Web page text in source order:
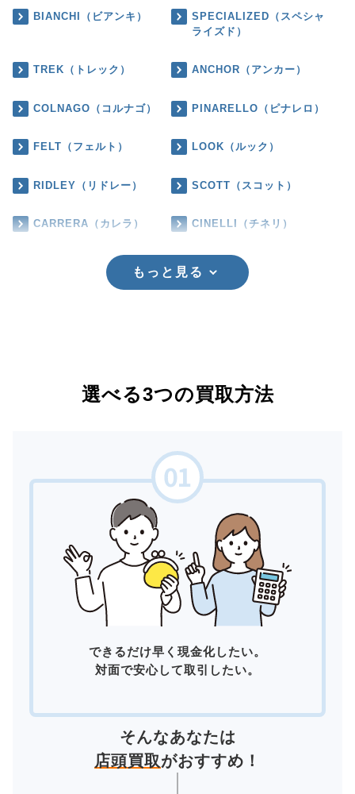
BIANCHI（ビアンキ）
SPECIALIZED（スペシャ
ライズド）
TREK（トレック） ANCHOR（アンカー）
COLNAGO（コルナゴ） PINARELLO（ピナレロ）
FELT（フェルト） LOOK（ルック）
RIDLEY（リドレー） SCOTT（スコット）
CARRERA（カレラ） CINELLI（チネリ）
もっと見る
選べる3つの買取方法
できるだけ早く現金化したい。
対面で安心して取引したい。
そんなあなたは
店頭買取がおすすめ！